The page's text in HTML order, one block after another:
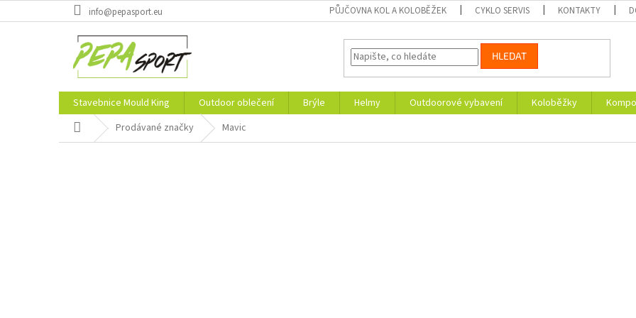
na
info@pepasport.eu PŮJČOVNA KOL A KOLOBĚŽEK CYKLO SERVIS KONTAKTY
HLEDAT
Stavebnice Mould King Outdoor oblečení Brýle Helmy Outdoorové vybavení Koloběžky
Domů Prodávané značky Mavic